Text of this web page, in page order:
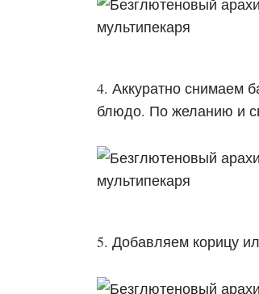
4. Аккуратно снимаем
блюдо. По желанию и
5. Добавляем корицу